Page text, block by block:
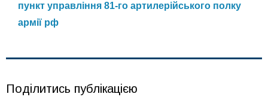
пункт управління 81-го артилерійського полку
армії рф
Поділитись публікацією